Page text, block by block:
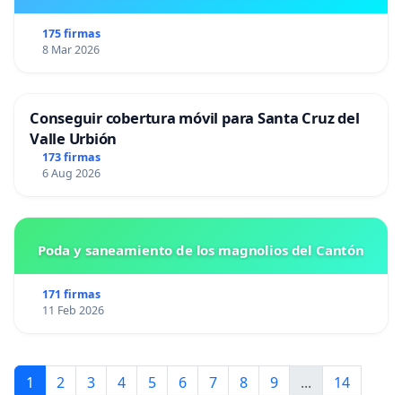
175 firmas
8 Mar 2026
Conseguir cobertura móvil para Santa Cruz del
Valle Urbión
173 firmas
6 Aug 2026
Poda y saneamiento de los magnolios del Cantón
171 firmas
11 Feb 2026
1 2 3 4 5 6 7 8 9 ...
14